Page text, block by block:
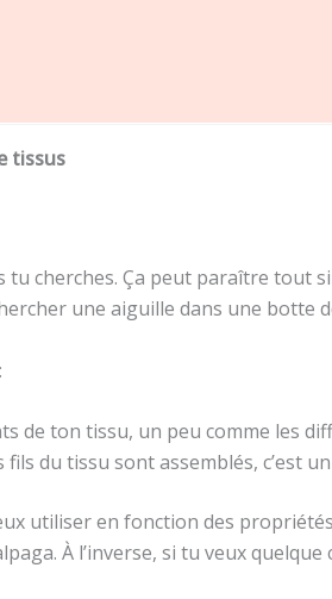
tissus
cherches. Ça peut paraître tout
une aiguille dans une botte
:
de ton tissu, un peu comme les
du tissu sont assemblés, c’est
utiliser en fonction des
À l’inverse, si tu veux